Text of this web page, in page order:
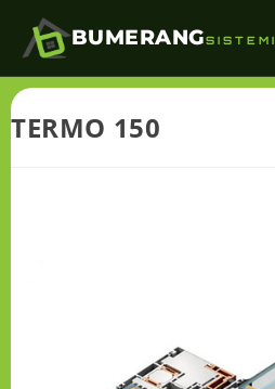
BUMERANGSISTEMI
TERMO 150